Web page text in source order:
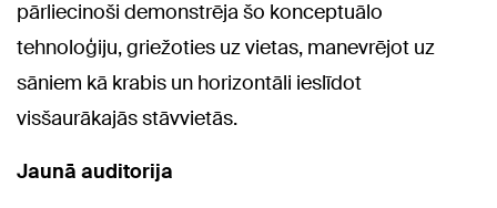
pārliecinoši demonstrēja šo konceptuālo
tehnoloģiju, griežoties uz vietas, manevrējot uz
sāniem kā krabis un horizontāli ieslīdot
visšaurākajās stāvvietās.
Jaunā auditorija